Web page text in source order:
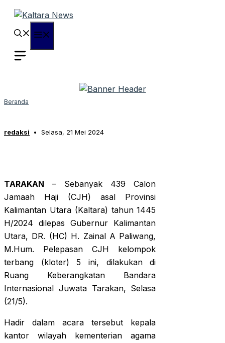
Langsung
Beranda
redaksi Selasa, 21 Mei 2024
TARAKAN – Sebanyak 439 Calon
Jamaah Haji (CJH) asal Provinsi
Kalimantan Utara (Kaltara) tahun 1445
H/2024 dilepas Gubernur Kalimantan
Utara, DR. (HC) H. Zainal A Paliwang,
M.Hum. Pelepasan CJH kelompok
terbang (kloter) 5 ini, dilakukan di
Ruang Keberangkatan Bandara
Internasional Juwata Tarakan, Selasa
(21/5).
Hadir dalam acara tersebut kepala
kantor wilayah kementerian agama